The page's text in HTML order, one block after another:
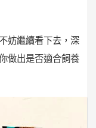
妨繼續看下去，深
做出是否適合飼養